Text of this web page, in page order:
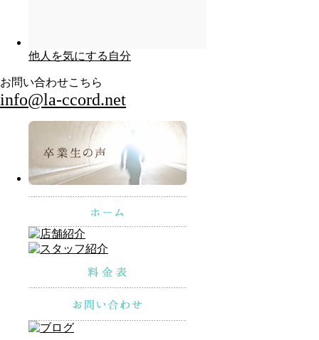
他人を気にする自分
お問い合わせこちら
info@la-ccord.net